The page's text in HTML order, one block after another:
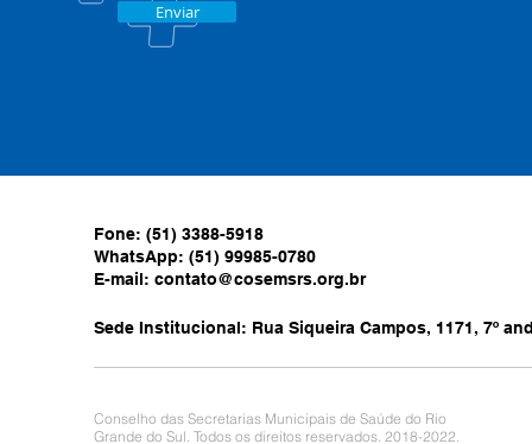
Enviar
Fone: (51) 3388-5918
WhatsApp: (51) 99985-0780
E-mail: contato@cosemsrs.org.br
Sede Institucional: Rua Siqueira Campos, 1171, 7º
Conselho das Secretarias Municipais de Saúde do Rio
Grande do Sul. Todos os direitos reservados. 2018-2022.